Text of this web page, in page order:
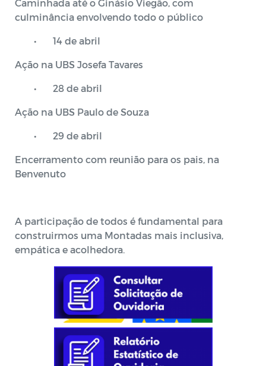
Caminhada até o Ginásio Viegão, com
culminância envolvendo todo o público
• 14 de abril
Ação na UBS Josefa Tavares
• 28 de abril
Ação na UBS Paulo de Souza
• 29 de abril
Encerramento com reunião para os pais, na
Benvenuto
A participação de todos é fundamental para
construirmos uma Montadas mais inclusiva,
empática e acolhedora.